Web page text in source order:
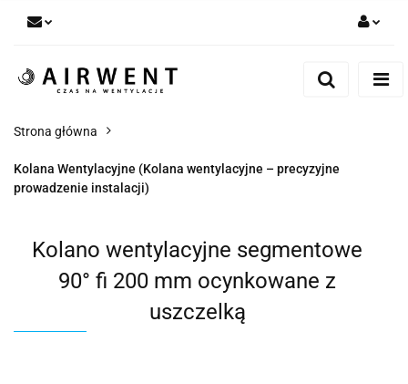
Zaloguj się
Strona główna
Kolana Wentylacyjne (Kolana wentylacyjne – precyzyjne
prowadzenie instalacji)
Kolano wentylacyjne segmentowe
90° fi 200 mm ocynkowane z
uszczelką